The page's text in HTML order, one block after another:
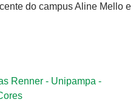
do campus Aline Mello e
Renner - Unipampa -